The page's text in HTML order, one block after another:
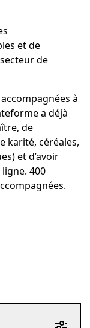
et de
de
à
a déjà
de
karité, céréales,
et d’avoir
400